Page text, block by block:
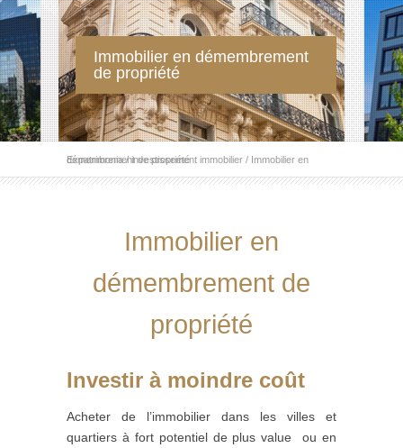
Immobilier en démembrement
de propriété
Expatrimonia/investissement immobilier /
Immobilier en démembrement de propriété
Immobilier en
démembrement de
propriété
Investir à moindre coût
Acheter de l’immobilier dans les villes et
quartiers à fort potentiel de plus value ou en